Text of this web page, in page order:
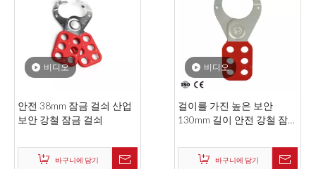
비디오
안전 38mm 잠금 걸쇠 산업
보안 강철 잠금 걸쇠
바구니에 담기
비디오
걸이를 가진 높은 보안
130mm 길이 안전 강철 잠금
바구니에 담기